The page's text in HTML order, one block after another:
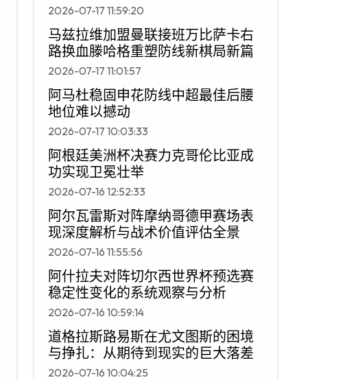
2026-07-17 11:59:20
马兹拉维加盟曼联接班万比萨卡右
路换血滕哈格重塑防线新棋局新篇
2026-07-17 11:01:57
阿马杜稳固申花防线中超最佳后腰
地位难以撼动
2026-07-17 10:03:33
阿根廷美洲杯决赛力克哥伦比亚成
功实现卫冕壮举
2026-07-16 12:52:33
阿尔瓦雷斯对阵摩纳哥德甲赛场表
现深度解析与战术价值评估全景
2026-07-16 11:55:56
阿什拉夫对阵切尔西世界杯预选赛
稳定性变化的系统观察与分析
2026-07-16 10:59:14
道格拉斯路易斯在尤文图斯的困境
与挣扎：从期待到现实的巨大落差
2026-07-16 10:04:25